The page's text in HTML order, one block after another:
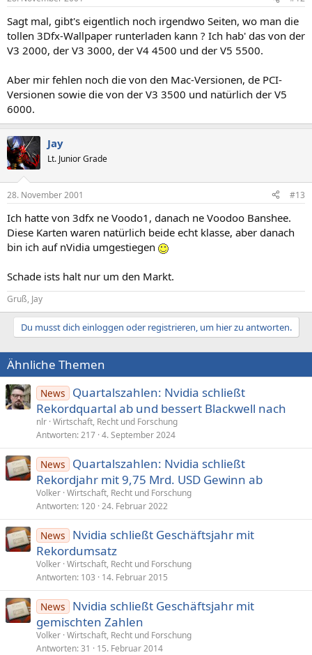
Sagt mal, gibt's eigentlich noch irgendwo Seiten, wo man die
tollen 3Dfx-Wallpaper runterladen kann ? Ich hab' das von der
V3 2000, der V3 3000, der V4 4500 und der V5 5500.
Aber mir fehlen noch die von den Mac-Versionen, de PCI-
Versionen sowie die von der V3 3500 und natürlich der V5
6000.
Jay
Lt. Junior Grade
28. November 2001 #13
Ich hatte von 3dfx ne Voodo1, danach ne Voodoo Banshee.
Diese Karten waren natürlich beide echt klasse, aber danach
bin ich auf nVidia umgestiegen
Schade ists halt nur um den Markt.
Gruß, Jay
Du musst dich einloggen oder registrieren, um hier zu antworten.
Ähnliche Themen
News
Quartalszahlen: Nvidia schließt
Rekordquartal ab und bessert Blackwell nach
nlr Wirtschaft, Recht und Forschung
Antworten 217 4. September 2024
News
Quartalszahlen: Nvidia schließt
Rekordjahr mit 9,75 Mrd. USD Gewinn ab
Volker Wirtschaft, Recht und Forschung
Antworten 120 24. Februar 2022
News
Nvidia schließt Geschäftsjahr mit
Rekordumsatz
Volker Wirtschaft, Recht und Forschung
Antworten 103 14. Februar 2015
News
Nvidia schließt Geschäftsjahr mit
gemischten Zahlen
Volker Wirtschaft, Recht und Forschung
Antworten 31 15. Februar 2014